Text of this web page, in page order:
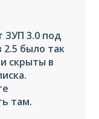
ЗУП 3.0 под
2.5 было так
скрыты в
там.